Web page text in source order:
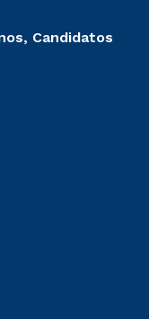
Candidatos